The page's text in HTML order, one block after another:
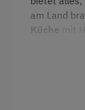
Jogging-
am Land
Küche mit
Eine